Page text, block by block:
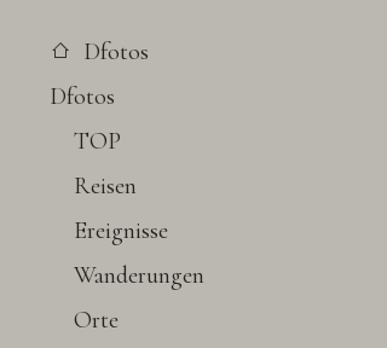
Dfotos
Dfotos
TOP
Reisen
Ereignisse
Wanderungen
Orte